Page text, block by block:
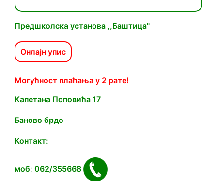
Предшколска установа ,,Баштица"
Онлајн упис
Могућност плаћања у 2 рате!
Капетана Попoвића 17
Баново брдо
Контакт:
моб: 062/355668